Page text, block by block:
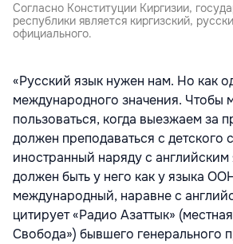
Согласно Конституции Киргизии,
республики является киргизский,
официального.
«Русский язык нужен нам. Но как
международного значения. Чтобы
пользоваться, когда выезжаем за
должен преподаваться с детского
иностранный наряду с английским
должен быть у него как у языка
международный, наравне с
цитирует «Радио Азаттык»
Свобода») бывшего генерального